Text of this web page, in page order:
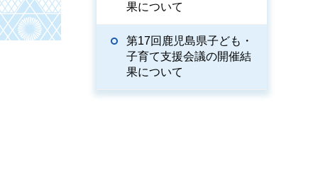
果について
第17回鹿児島県子ども・
子育て支援会議の開催結
果について